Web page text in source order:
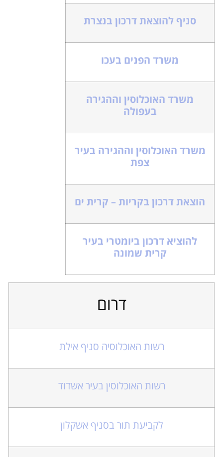
סניף להוצאת דרכון בנצרת
משרד הפנים בעכו
משרד האוכלוסין וההגירה
בעפולה
משרד האוכלוסין וההגירה בעיר
צפת
הוצאת דרכון בקריות – קרית ים
להוציא דרכון ביומטרי בעיר
קרית שמונה
דרום
רשות האוכלוסיה סניף אילת
רשות האוכלוסין בעיר אשדוד
לקביעת תור בסניף אשקלון